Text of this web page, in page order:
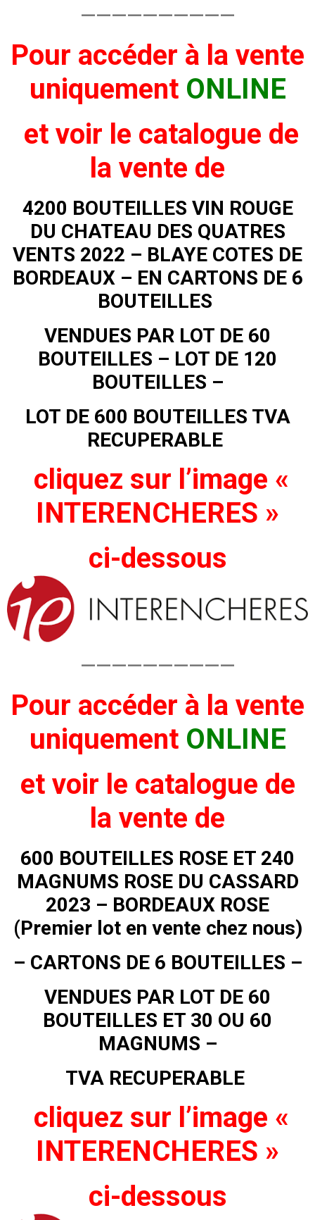
——————————
Pour accéder à la vente
uniquement ONLINE
et voir le catalogue de
la vente de
4200 BOUTEILLES VIN ROUGE
DU CHATEAU DES QUATRES
VENTS 2022 – BLAYE COTES DE
BORDEAUX – EN CARTONS DE 6
BOUTEILLES
VENDUES PAR LOT DE 60
BOUTEILLES – LOT DE 120
BOUTEILLES –
LOT DE 600 BOUTEILLES TVA
RECUPERABLE
cliquez sur l’image «
INTERENCHERES »
ci-dessous
——————————
Pour accéder à la vente
uniquement ONLINE
et voir le catalogue de
la vente de
600 BOUTEILLES ROSE ET 240
MAGNUMS ROSE DU CASSARD
2023 – BORDEAUX ROSE
(Premier lot en vente chez nous)
– CARTONS DE 6 BOUTEILLES –
VENDUES PAR LOT DE 60
BOUTEILLES ET 30 OU 60
MAGNUMS –
TVA RECUPERABLE
cliquez sur l’image «
INTERENCHERES »
ci-dessous